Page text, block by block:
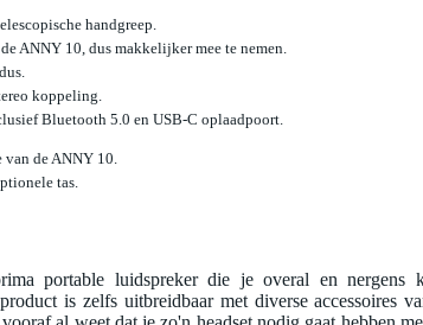
handgreep.
ANNY 10, dus makkelijker mee te nemen.
koppeling.
Bluetooth 5.0 en USB-C oplaadpoort.
de ANNY 10.
tas.
portable luidspreker die je overal en nergens
is zelfs uitbreidbaar met diverse accessoires